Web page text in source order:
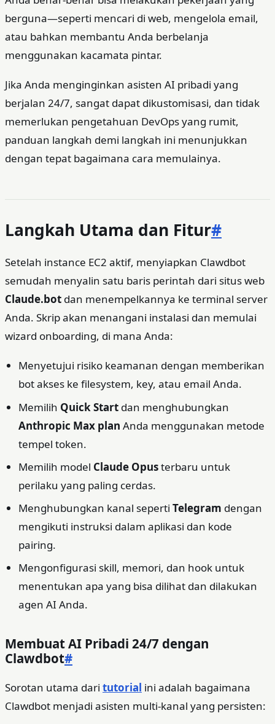
berguna—seperti mencari di web, mengelola email,
atau bahkan membantu Anda berbelanja
menggunakan kacamata pintar.
Jika Anda menginginkan asisten AI pribadi yang
berjalan 24/7, sangat dapat dikustomisasi, dan tidak
memerlukan pengetahuan DevOps yang rumit,
panduan langkah demi langkah ini menunjukkan
dengan tepat bagaimana cara memulainya.
Langkah Utama dan Fitur#
Setelah instance EC2 aktif, menyiapkan Clawdbot
semudah menyalin satu baris perintah dari situs web
Claude.bot dan menempelkannya ke terminal server
Anda. Skrip akan menangani instalasi dan memulai
wizard onboarding, di mana Anda:
Menyetujui risiko keamanan dengan memberikan
bot akses ke filesystem, key, atau email Anda.
Memilih Quick Startdan menghubungkan
Anthropic Max plan Anda menggunakan metode
tempel token.
Memilih model Claude Opusterbaru untuk
perilaku yang paling cerdas.
Menghubungkan kanal seperti Telegram dengan
mengikuti instruksi dalam aplikasi dan kode
pairing.
Mengonfigurasi skill, memori, dan hook untuk
menentukan apa yang bisa dilihat dan dilakukan
agen AI Anda.
Membuat AI Pribadi 24/7 dengan
Clawdbot#
Sorotan utama dari tutorial ini adalah bagaimana
Clawdbot menjadi asisten multi‑kanal yang persisten: